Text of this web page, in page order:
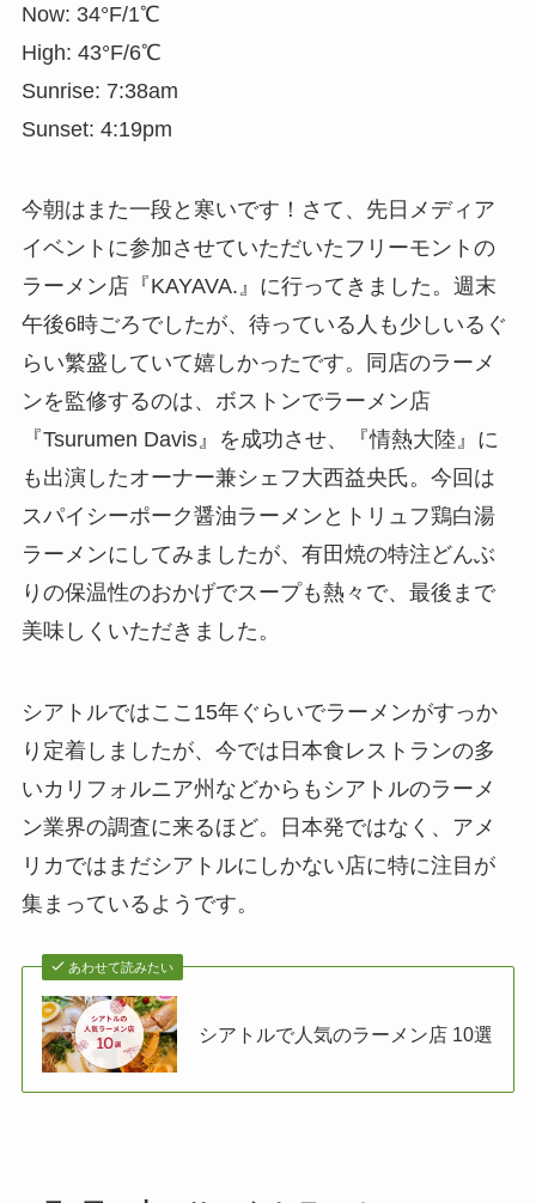
Now: 34°F/1℃
High: 43°F/6℃
Sunrise: 7:38am
Sunset: 4:19pm
今朝はまた一段と寒いです！さて、先日メディア
イベントに参加させていただいたフリーモントの
ラーメン店『KAYAVA.』に行ってきました。週末
午後6時ごろでしたが、待っている人も少しいるぐ
らい繁盛していて嬉しかったです。同店のラーメ
ンを監修するのは、ボストンでラーメン店
『Tsurumen Davis』を成功させ、『情熱大陸』に
も出演したオーナー兼シェフ大西益央氏。今回は
スパイシーポーク醤油ラーメンとトリュフ鶏白湯
ラーメンにしてみましたが、有田焼の特注どんぶ
りの保温性のおかげでスープも熱々で、最後まで
美味しくいただきました。
シアトルではここ15年ぐらいでラーメンがすっか
り定着しましたが、今では日本食レストランの多
いカリフォルニア州などからもシアトルのラーメ
ン業界の調査に来るほど。日本発ではなく、アメ
リカではまだシアトルにしかない店に特に注目が
集まっているようです。
あわせて読みたい
シアトルで人気のラーメン店 10選